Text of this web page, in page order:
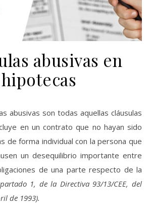
abusivas en
hipotecas
abusivas son todas aquellas cláusulas
en un contrato que no hayan sido
de forma individual con la persona que
un desequilibrio importante entre
de una parte respecto de la
1, de la Directiva 93/13/CEE, del
de 1993).